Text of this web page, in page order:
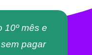
10º mês e
pagar